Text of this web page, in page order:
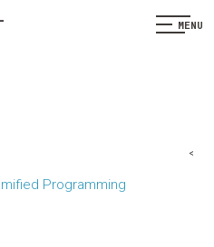
MENU
Programming
<